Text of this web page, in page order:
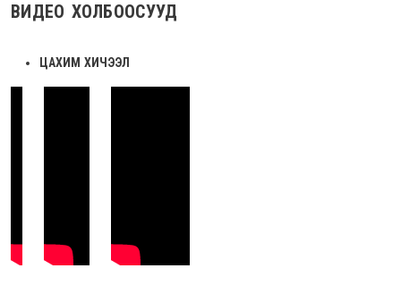
ВИДЕО ХОЛБООСУУД
ЦАХИМ ХИЧЭЭЛ